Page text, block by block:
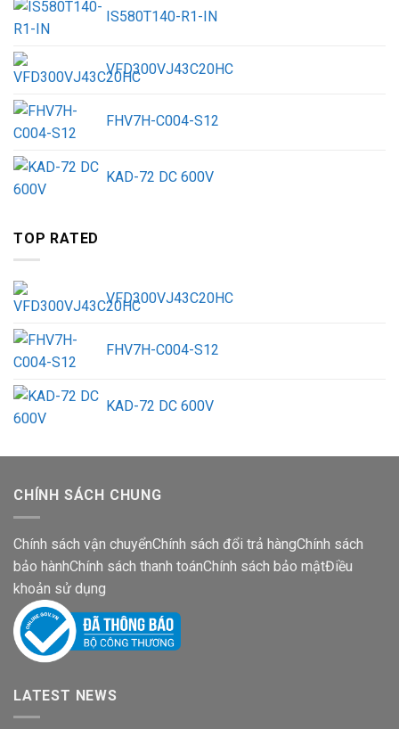
IS580T140-R1-IN
VFD300VJ43C20HC
FHV7H-C004-S12
KAD-72 DC 600V
TOP RATED
VFD300VJ43C20HC
FHV7H-C004-S12
KAD-72 DC 600V
CHÍNH SÁCH CHUNG
Chính sách vận chuyểnChính sách đổi trả hàngChính sách
bảo hànhChính sách thanh toánChính sách bảo mậtĐiều
khoản sử dụng
LATEST NEWS